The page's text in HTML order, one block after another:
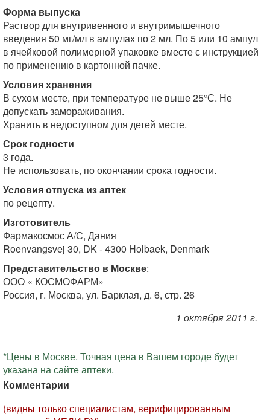
Форма выпуска
Раствор для внутривенного и внутримышечного
введения 50 мг/мл в ампулах по 2 мл. По 5 или 10 ампул
в ячейковой полимерной упаковке вместе с инструкцией
по применению в картонной пачке.
Условия хранения
В сухом месте, при температуре не выше 25°С. Не
допускать замораживания.
Хранить в недоступном для детей месте.
Срок годности
3 года.
Не использовать, по окончании срока годности.
Условия отпуска из аптек
по рецепту.
Изготовитель
Фармакосмос А/С, Дания
Roenvangsvej 30, DK - 4300 Holbaek, Denmark
Представительство в Москве:
ООО « КОСМОФАРМ»
Россия, г. Москва, ул. Барклая, д. 6, стр. 26
1 октября 2011 г.
*Цены в Москве. Точная цена в Вашем городе будет
указана на сайте аптеки.
Комментарии
(видны только специалистам, верифицированным